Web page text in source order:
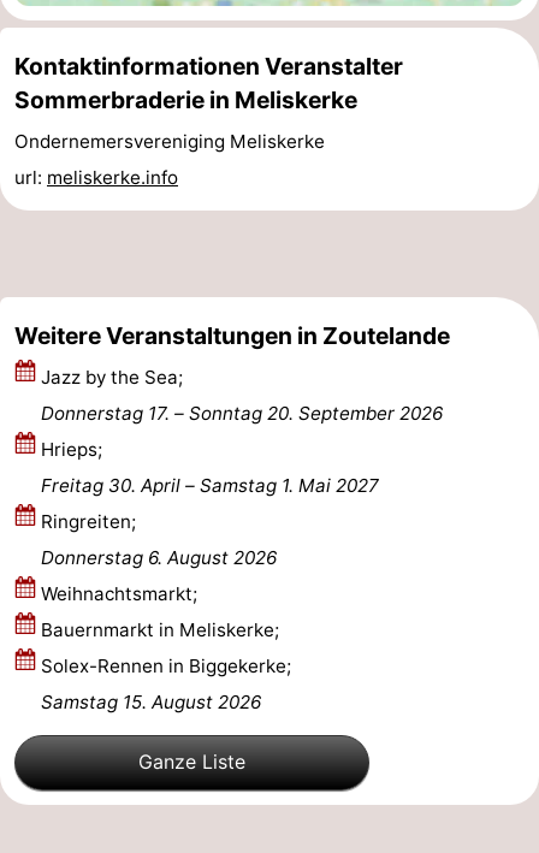
Medizin
Adressen
Region
Zeeland
Schouwen-
Renesse
-
Brouwershaven
-
Bruinisse
Zierikzee
-
Natur
Oosterschelde
-
Burgh
Haamstede
Natur
Kop
van
Schouwen
Walcheren
-
Veere
Natur
-
Kontaktinformationen Veranstalter
Sommerbraderie in Meliskerke
Ondernemersvereniging Meliskerke
url: meliskerke.info
Weitere Veranstaltungen in Zoutelande
Jazz by the Sea;
Donnerstag 17. – Sonntag 20. September 2026
Hrieps;
Freitag 30. April –
Samstag 1. Mai 2027
Ringreiten;
Donnerstag 6. August 2026
Weihnachtsmarkt;
Bauernmarkt in Meliskerke;
Solex-Rennen in Biggekerke;
Samstag 15. August 2026
Ganze Liste